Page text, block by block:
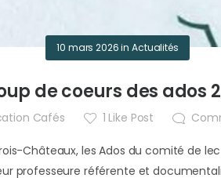
10 mars 2026inActualités
de coeurs des ados
Cafés 1 Like Post
Châteaux, les Ados du comité de
professeure référente et